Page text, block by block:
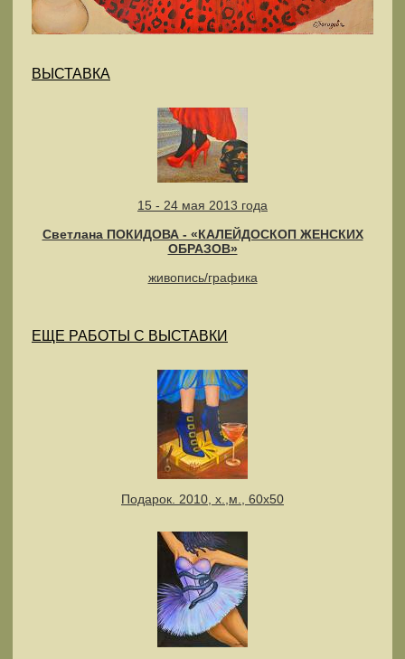
ВЫСТАВКА
15 - 24 мая 2013 года
Светлана ПОКИДОВА - «КАЛЕЙДОСКОП ЖЕНСКИХ
ОБРАЗОВ»
живопись/графика
ЕЩЕ РАБОТЫ С ВЫСТАВКИ
Подарок. 2010, х.,м., 60х50